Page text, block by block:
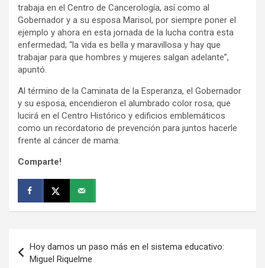
trabaja en el Centro de Cancerología, así como al
Gobernador y a su esposa Marisol, por siempre poner el
ejemplo y ahora en esta jornada de la lucha contra esta
enfermedad; “la vida es bella y maravillosa y hay que
trabajar para que hombres y mujeres salgan adelante”,
apuntó.
Al término de la Caminata de la Esperanza, el Gobernador
y su esposa, encendieron el alumbrado color rosa, que
lucirá en el Centro Histórico y edificios emblemáticos
como un recordatorio de prevención para juntos hacerle
frente al cáncer de mama.
Comparte!
de
Hoy damos un paso más en el sistema educativo:
Miguel Riquelme